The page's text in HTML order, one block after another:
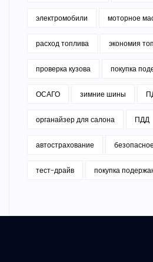
электромобили моторное
расход топлива экономия
проверка кузова покупка
ОСАГО зимние шины
органайзер для салона ПДД
автострахование
тест-драйв покупка